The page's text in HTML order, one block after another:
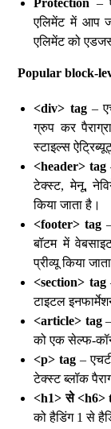
Protection –
एलिमेंट में आप
एलिमेंट को
Popular block-
<div> tag–
ग्रुप कर
स्टाइल्स
<header> tag
टेक्स्ट, मेनू,
किया जाता है।
<footer> tag
बॉटम में
प्रीव्यू किया
<section> tag
टाइटल
<article> tag–
को एक सेल्फ-
<p> tag –
टेक्स्ट ब्लॉक
<h1> से <h6>
को हैडिंग 1 से